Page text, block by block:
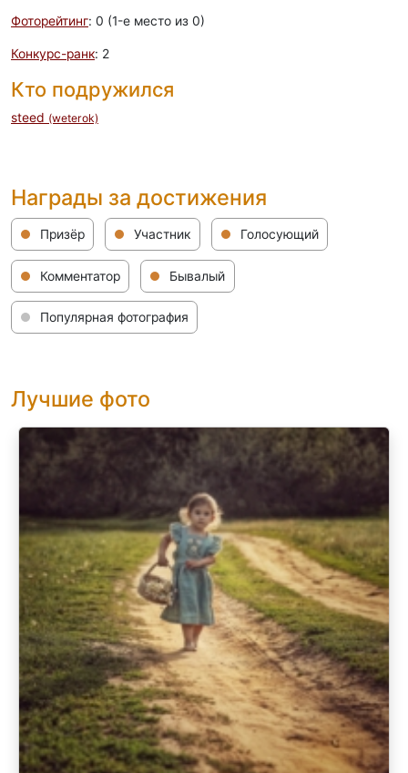
Фоторейтинг: 0 (1-e место из 0)
Конкурс-ранк: 2
Кто подружился
steed (weterok)
Награды за достижения
Призёр Участник Голосующий
Комментатор Бывалый
Популярная фотография
Лучшие фото